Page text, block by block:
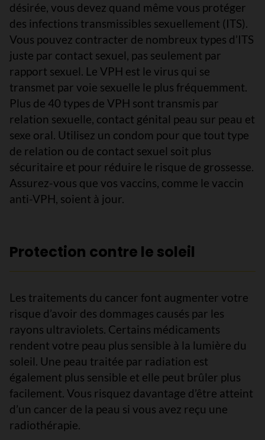
désirée, vous devez quand même vous protéger
des infections transmissibles sexuellement (ITS).
Vous pouvez contracter de nombreux types d’ITS
juste par contact sexuel, pas seulement par
rapport sexuel. Le VPH est le virus qui se
transmet par voie sexuelle le plus fréquemment.
Plus de 40 types de VPH sont transmis par
relation sexuelle, contact génital peau sur peau et
sexe oral. Utilisez un condom pour que tout type
de relation ou de contact sexuel soit plus
sécuritaire et pour réduire le risque de grossesse.
Assurez-vous que vos vaccins, comme le vaccin
anti-VPH, soient à jour.
Protection contre le soleil
Les traitements du cancer font augmenter votre
risque d’avoir des dommages causés par les
rayons ultraviolets. Certains médicaments
rendent votre peau plus sensible à la lumière du
soleil. Une peau traitée par radiation est
également plus sensible et elle peut brûler plus
facilement. Vous risquez davantage d’être atteint
d’un cancer de la peau si vous avez reçu une
radiothérapie.